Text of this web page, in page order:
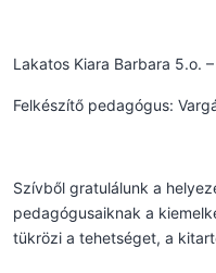
Lakatos Kiara Barbara 5.o.
Felkészítő pedagógus:
Szívből gratulálunk a
pedagógusaiknak a
tükrözi a tehetséget, a